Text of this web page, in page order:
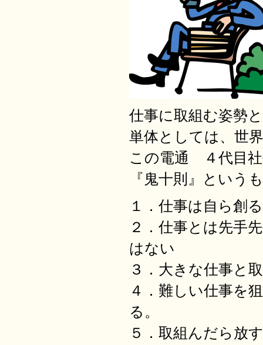
仕事に取組む姿勢
単体としては、世
この電通 ４代目社
『鬼十則』という
１．仕事は自ら創
２．仕事とは先手
はない
３．大きな仕事と
４．難しい仕事を
る。
５．取組んだら放